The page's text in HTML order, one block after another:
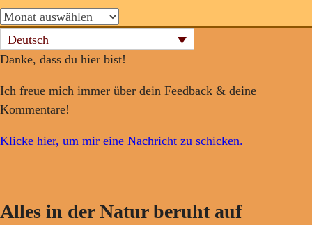
Archiv
Deutsch
Danke, dass du hier bist!
Ich freue mich immer über dein Feedback & deine
Kommentare!
Klicke hier, um mir eine Nachricht zu schicken.
Alles in der Natur beruht auf